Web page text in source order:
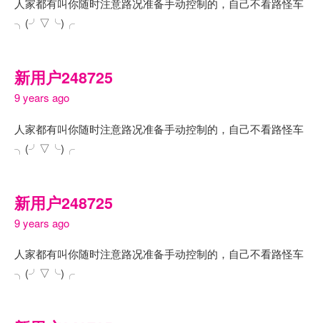
人家都有叫你随时注意路况准备手动控制的，自己不看路怪车
╮(╯▽╰)╭
新用户248725
9 years ago
人家都有叫你随时注意路况准备手动控制的，自己不看路怪车
╮(╯▽╰)╭
新用户248725
9 years ago
人家都有叫你随时注意路况准备手动控制的，自己不看路怪车
╮(╯▽╰)╭